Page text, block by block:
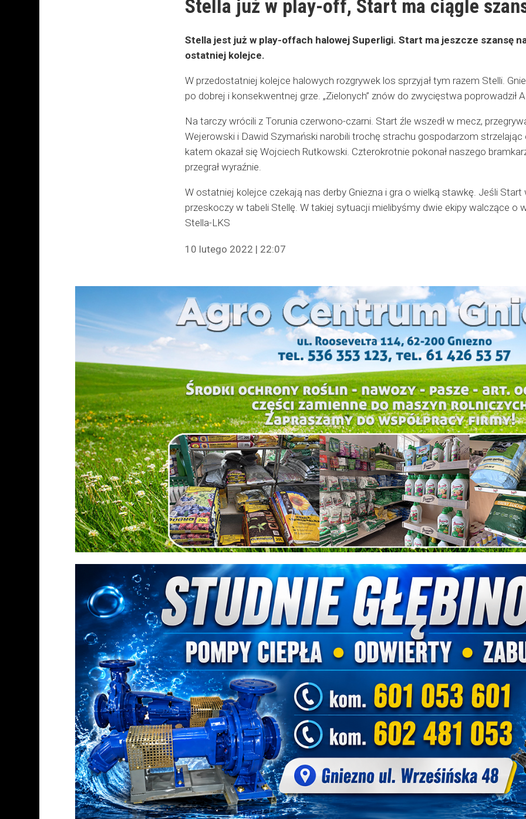
Stella już w play-off, Start ma ciągle
Stella jest już w play-offach halowej Superligi. Start ma jeszcze szansę
ostatniej kolejce.
W przedostatniej kolejce halowych rozgrywek los sprzyjał tym razem Stelli.
po dobrej i konsekwentnej grze. „Zielonych” znów do zwycięstwa poprowadził
Na tarczy wrócili z Torunia czerwono-czarni. Start źle wszedł w mecz,
Wejerowski i Dawid Szymański narobili trochę strachu gospodarzom
katem okazał się Wojciech Rutkowski. Czterokrotnie pokonał naszego
przegrał wyraźnie.
W ostatniej kolejce czekają nas derby Gniezna i gra o wielką stawkę. Jeśli
przeskoczy w tabeli Stellę. W takiej sytuacji mielibyśmy dwie ekipy walczące o
Stella-LKS
10 lutego 2022 | 22:07